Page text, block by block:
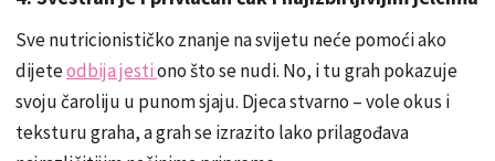
Sve nutricionističko znanje na svijetu neće pomoći ako
dijeteodbija jestiono što se nudi. No, i tu grah pokazuje
svoju čaroliju u punom sjaju. Djeca stvarno – vole okus i
teksturu graha, a grah se izrazito lako prilagođava